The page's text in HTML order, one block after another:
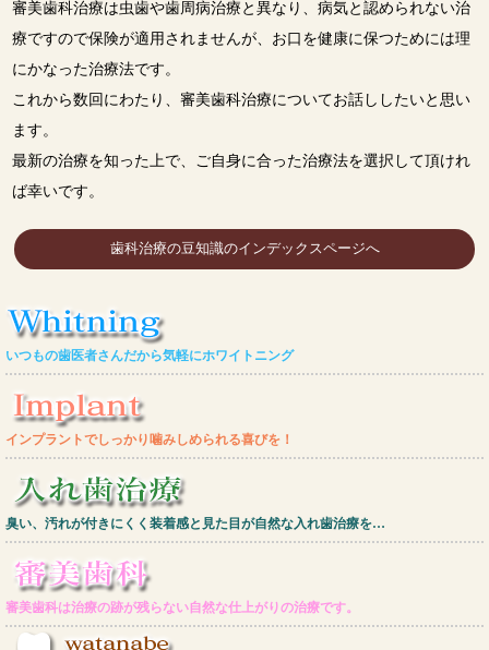
審美歯科治療は虫歯や歯周病治療と異なり、病気と認められない治
療ですので保険が適用されませんが、お口を健康に保つためには理
にかなった治療法です。
これから数回にわたり、審美歯科治療についてお話ししたいと思い
ます。
最新の治療を知った上で、ご自身に合った治療法を選択して頂けれ
ば幸いです。
歯科治療の豆知識のインデックスページへ
いつもの歯医者さんだから気軽にホワイトニング
インプラントでしっかり噛みしめられる喜びを！
臭い、汚れが付きにくく装着感と見た目が自然な入れ歯治療を…
審美歯科は治療の跡が残らない自然な仕上がりの治療です。